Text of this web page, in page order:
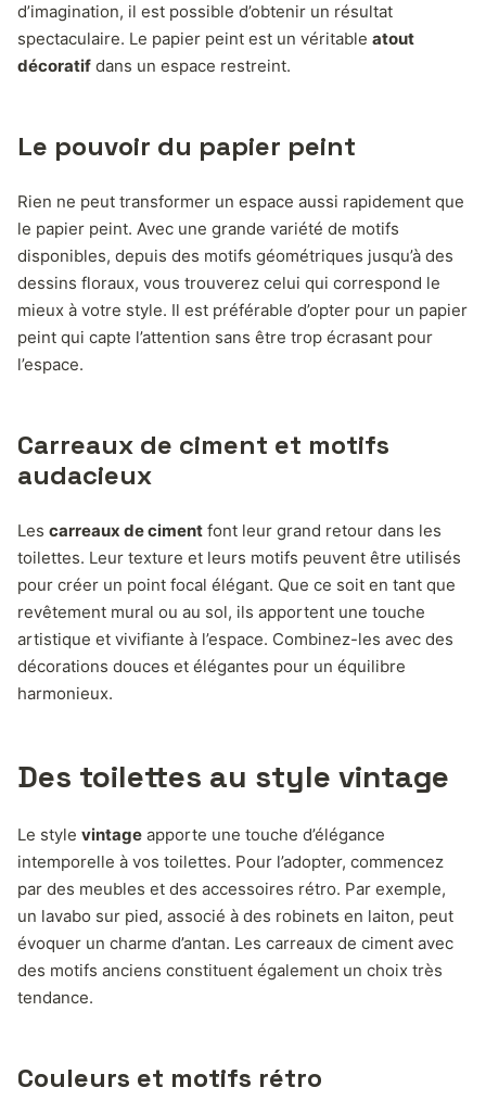
d’imagination, il est possible d’obtenir un résultat
spectaculaire. Le papier peint est un véritable atout
décoratif dans un espace restreint.
Le pouvoir du papier peint
Rien ne peut transformer un espace aussi rapidement que
le papier peint. Avec une grande variété de motifs
disponibles, depuis des motifs géométriques jusqu’à des
dessins floraux, vous trouverez celui qui correspond le
mieux à votre style. Il est préférable d’opter pour un papier
peint qui capte l’attention sans être trop écrasant pour
l’espace.
Carreaux de ciment et motifs
audacieux
Les carreaux de ciment font leur grand retour dans les
toilettes. Leur texture et leurs motifs peuvent être utilisés
pour créer un point focal élégant. Que ce soit en tant que
revêtement mural ou au sol, ils apportent une touche
artistique et vivifiante à l’espace. Combinez-les avec des
décorations douces et élégantes pour un équilibre
harmonieux.
Des toilettes au style vintage
Le style vintage apporte une touche d’élégance
intemporelle à vos toilettes. Pour l’adopter, commencez
par des meubles et des accessoires rétro. Par exemple,
un lavabo sur pied, associé à des robinets en laiton, peut
évoquer un charme d’antan. Les carreaux de ciment avec
des motifs anciens constituent également un choix très
tendance.
Couleurs et motifs rétro